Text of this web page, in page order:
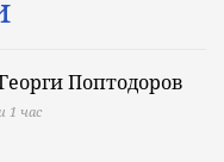
Поптодоров
1 час